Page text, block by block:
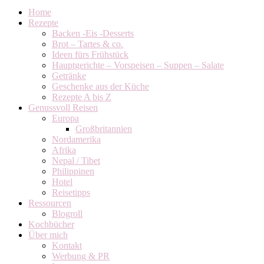
Home
Rezepte
Backen -Eis -Desserts
Brot – Tartes & co.
Ideen fürs Frühstück
Hauptgerichte – Vorspeisen – Suppen – Salate
Getränke
Geschenke aus der Küche
Rezepte A bis Z
Genussvoll Reisen
Europa
Großbritannien
Nordamerika
Afrika
Nepal / Tibet
Philippinen
Hotel
Reisetipps
Ressourcen
Blogroll
Kochbücher
Über mich
Kontakt
Werbung & PR